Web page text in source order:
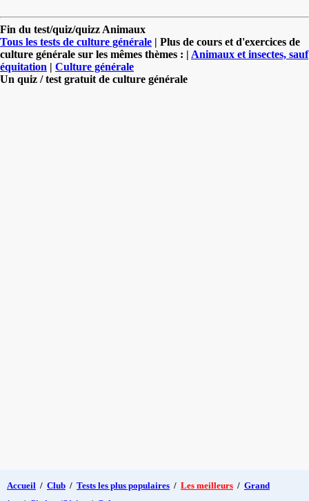
Fin du test/quiz/quizz Animaux
Tous les tests de culture générale | Plus de cours et d'exercices de
culture générale sur les mêmes thèmes : | Animaux et insectes, sauf
équitation | Culture générale
Un quiz / test gratuit de culture générale
Accueil / Club / Tests les plus populaires / Les meilleurs / Grand